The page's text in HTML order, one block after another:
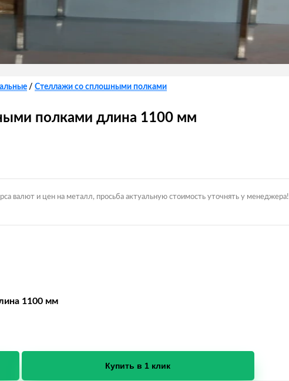
/ Стеллажи со сплошными полками
полками длина 1100 мм
валют и цен на металл, просьба актуальную стоимость уточнять у менеджера!
1100 мм
Купить в 1 клик